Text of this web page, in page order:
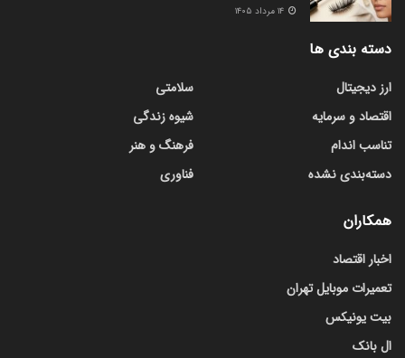
دسته بندی ها
ارز دیجیتال
اقتصاد و سرمایه
تناسب اندام
دسته‌بندی نشده
سلامتی
شیوه زندگی
فرهنگ و هنر
فناوری
همکاران
اخبار اقتصاد
تعمیرات موبایل تهران
بیت یونیکس
ال بانک